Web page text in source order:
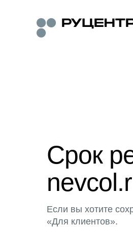
Срок
Если вы хотите
«Для клиентов».